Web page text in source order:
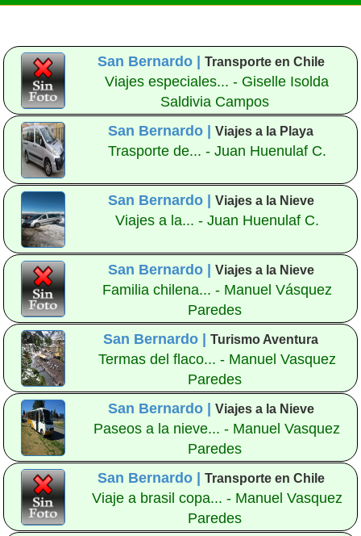
San Bernardo | Transporte en Chile
Viajes especiales... - Giselle Isolda
Saldivia Campos
San Bernardo |Viajes a la Playa
Trasporte de... - Juan Huenulaf C.
San Bernardo | Viajes a la Nieve
Viajes a la... - Juan Huenulaf C.
San Bernardo | Viajes a la Nieve
Familia chilena... - Manuel Vásquez
Paredes
San Bernardo |Turismo Aventura
Termas del flaco... - Manuel Vasquez
Paredes
San Bernardo |
Viajes a la Nieve
Paseos a la nieve... - Manuel Vasquez
Paredes
San Bernardo |
Transporte en Chile
Viaje a brasil copa... - Manuel Vasquez
Paredes